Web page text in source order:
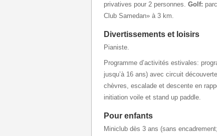
privatives pour 2 personnes. Golf:
Club Samedan» à 3 km.
Divertissements et loisirs
Pianiste.
Programme d’activités estivales:
jusqu’à 16 ans) avec circuit
chèvres, escalade et descente en
initiation voile et stand up paddle.
Pour enfants
Miniclub dès 3 ans (sans